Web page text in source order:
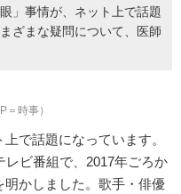
」事情が、ネット上で話題
ざまな疑問について、医師
時事）
で話題になっています。
ビ番組で、2017年ごろか
かしました。歌手・俳優